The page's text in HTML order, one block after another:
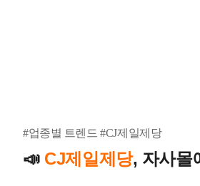
#업종별 트렌드 #CJ제일제당
📣 CJ제일제당, 자사몰